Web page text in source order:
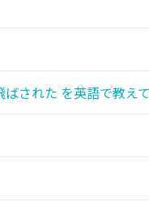
された を英語で教え